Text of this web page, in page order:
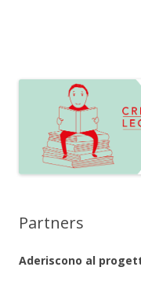
Partners
Aderiscono al